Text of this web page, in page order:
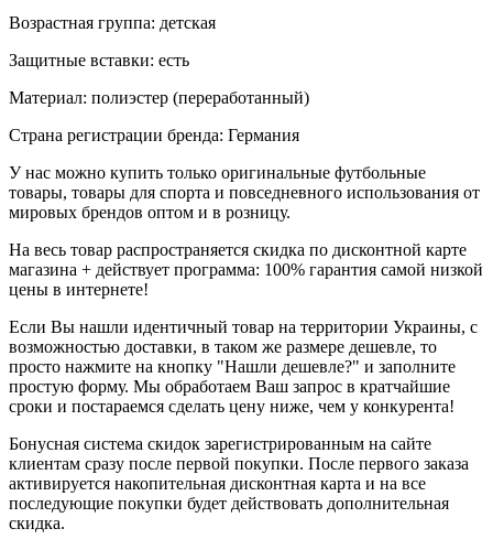
Возрастная группа: детская
Защитные вставки: есть
Материал: полиэстер (переработанный)
Страна регистрации бренда: Германия
У нас можно купить только оригинальные футбольные
товары, товары для спорта и повседневного использования от
мировых брендов оптом и в розницу.
На весь товар распространяется скидка по дисконтной карте
магазина + действует программа: 100% гарантия самой низкой
цены в интернете!
Если Вы нашли идентичный товар на территории Украины, с
возможностью доставки, в таком же размере дешевле, то
просто нажмите на кнопку "Нашли дешевле?" и заполните
простую форму. Мы обработаем Ваш запрос в кратчайшие
сроки и постараемся сделать цену ниже, чем у конкурента!
Бонусная система скидок зарегистрированным на сайте
клиентам сразу после первой покупки. После первого заказа
активируется накопительная дисконтная карта и на все
последующие покупки будет действовать дополнительная
скидка.